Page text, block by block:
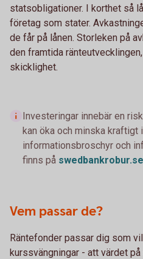
statsobligationer. I korthet så
företag som stater.
de får på lånen. Storleken på
den framtida
skicklighet.
Investeringar innebär en
kan öka och minska kraftigt
informationsbroschyr och
finns på swedbankrobur.se
Vem passar de?
Räntefonder passar dig som
kurssvängningar - att värdet